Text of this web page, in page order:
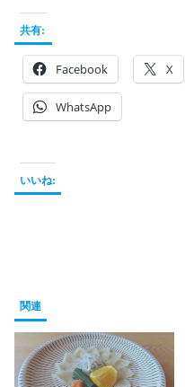
共有:
Facebook X
WhatsApp
いいね:
関連